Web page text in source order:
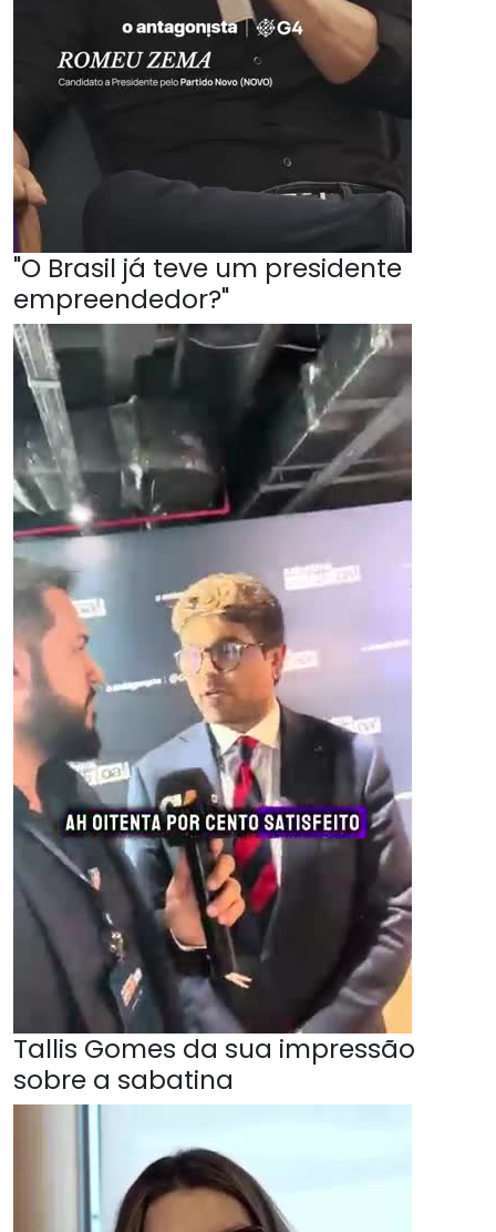
"O Brasil já teve um presidente
empreendedor?"
Tallis Gomes da sua impressão
sobre a sabatina